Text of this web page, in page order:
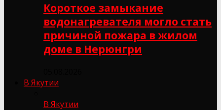
Короткое замыкание
водонагревателя могло стать
причиной пожара в жилом
доме в Нерюнгри
В Якутии
В Якутии